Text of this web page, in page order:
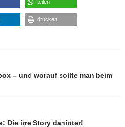
teilen
drucken
– und worauf sollte man beim
Die irre Story dahinter!